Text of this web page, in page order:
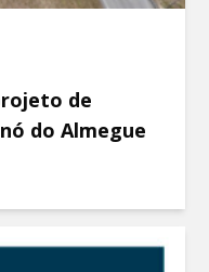
de
do Almegue